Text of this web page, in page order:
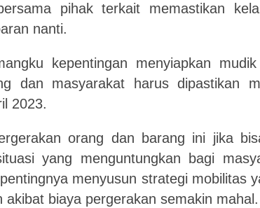
pihak terkait memastikan
nanti.
kepentingan menyiapkan
dan masyarakat harus dipastikan
2023.
orang dan barang ini jika
yang menguntungkan bagi
menyusun strategi mobilitas
akibat biaya pergerakan semakin mahal.